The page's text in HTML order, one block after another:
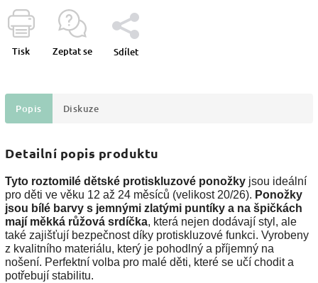
Tisk Zeptat se Sdílet
Popis Diskuze
Detailní popis produktu
Tyto roztomilé dětské protiskluzové ponožky jsou ideální
pro děti ve věku 12 až 24 měsíců (velikost 20/26). Ponožky
jsou bílé barvy s jemnými zlatými puntíky a na špičkách
mají měkká růžová srdíčka, která nejen dodávají styl, ale
také zajišťují bezpečnost díky protiskluzové funkci. Vyrobeny
z kvalitního materiálu, který je pohodlný a příjemný na
nošení. Perfektní volba pro malé děti, které se učí chodit a
potřebují stabilitu.